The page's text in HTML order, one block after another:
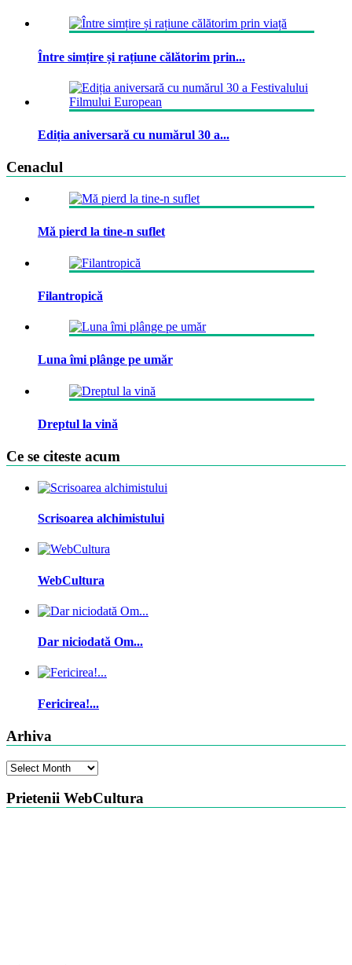
Între simțire și rațiune călătorim prin...
Ediția aniversară cu numărul 30 a...
Cenaclul
Mă pierd la tine-n suflet
Filantropică
Luna îmi plânge pe umăr
Dreptul la vină
Ce se citeste acum
Scrisoarea alchimistului
WebCultura
Dar niciodată Om...
Fericirea!...
Arhiva
Arhiva
Prietenii WebCultura